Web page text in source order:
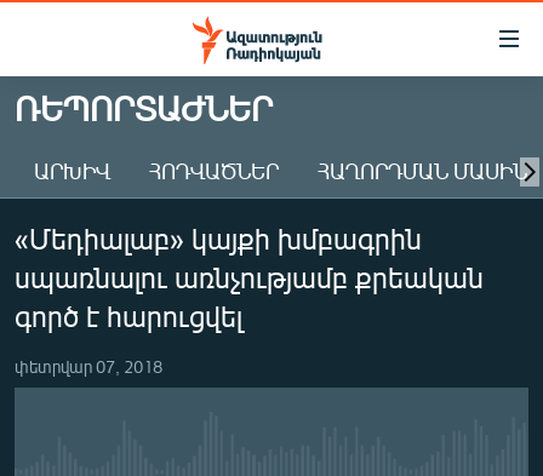
Մատչելիության
Անցնել
հիմնական
Անցնել
հիմնական
մենյուին
ԱԶԱՏՈՒԹՅՈՒՆ TV
ՀԱՅԱՍՏԱՆ
ԸՆՏՐՈՒԹՅՈՒՆՆԵՐ 2026
ԻՐԱՎՈՒՆՔ
ՏՆՏԵՍՈՒԹՅՈՒՆ
ՌԵՊՈՐՏԱԺՆԵՐ
ԱՐԽԻՎ ՀՈԴՎԱԾՆԵՐ ՀԱՂՈՐԴՄԱՆ ՄԱՍԻՆ
«Մեդիալաբ» կայքի խմբագրին
սպառնալու առնչությամբ քրեական
գործ է հարուցվել
փետրվար 07, 2018